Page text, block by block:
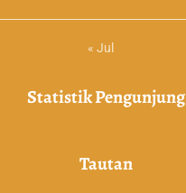
« Jul
Statistik Pengunjung
Tautan